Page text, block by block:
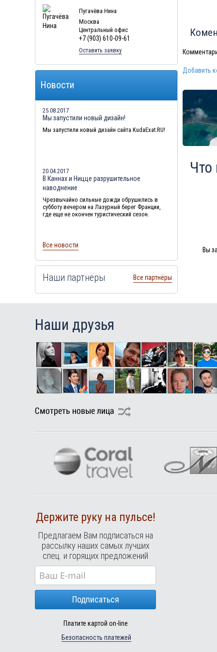
Добавить
Вы
Туры в Мальдивы в августе
Туры в Маврикий в августе
Пугачёва Нина
Москва
Центральный офис
+7 (903) 610-09-61
Оставить заявку
Новости
25.08.2017
Мы запустили новый дизайн!
Мы запустили новый дизайн сайта KudaExat.RU!
20.04.2017
В Каннах и Ницце разрушительное
наводнение
Чрезвычайно сильные дожди обрушились в
субботу вечером на Лазурный берег Франции,
где еще не окончен туристический сезон.
Все новости
Наши партнёры Все партнёры
Наши друзья
Держите руку на пульсе!
Предлагаем Вам подписаться на
рассылку наших самых лучших
спец. и горящих предложений
Подписаться
Платите картой on-line
Безопасность платежей